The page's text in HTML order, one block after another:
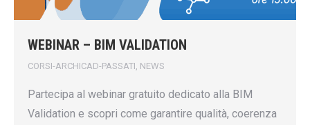
WEBINAR – BIM VALIDATION
CORSI-ARCHICAD-PASSATI NEWS
Partecipa al webinar gratuito dedicato alla BIM
Validation e scopri come garantire qualità, coerenza